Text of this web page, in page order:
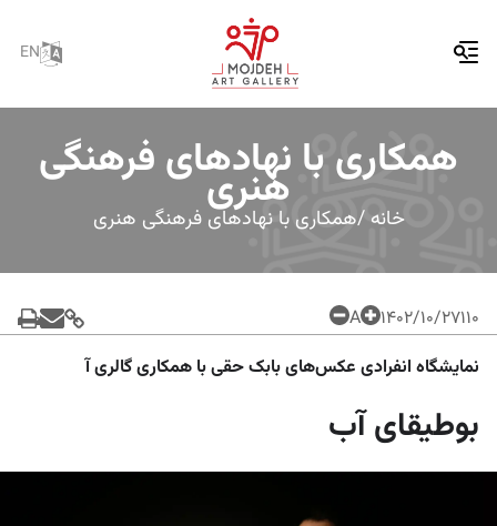
EN
همکاری با نهادهای فرهنگی
هنری خانه /همکاری با نهادهای فرهنگی هنری
110۱۴۰۲/۱۰/۲۷
A
نمایشگاه انفرادی عکس‌های بابک حقی با همکاری گالری آ
بوطیقای آب